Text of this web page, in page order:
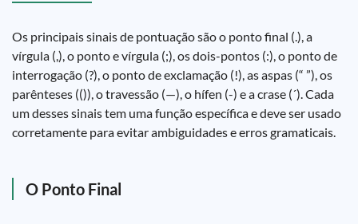
Os principais sinais de pontuação são o ponto final (.), a
vírgula (,), o ponto e vírgula (;), os dois-pontos (:), o ponto de
interrogação (?), o ponto de exclamação (!), as aspas (“ ”), os
parênteses (()), o travessão (—), o hífen (-) e a crase (´). Cada
um desses sinais tem uma função específica e deve ser usado
corretamente para evitar ambiguidades e erros gramaticais.
O Ponto Final